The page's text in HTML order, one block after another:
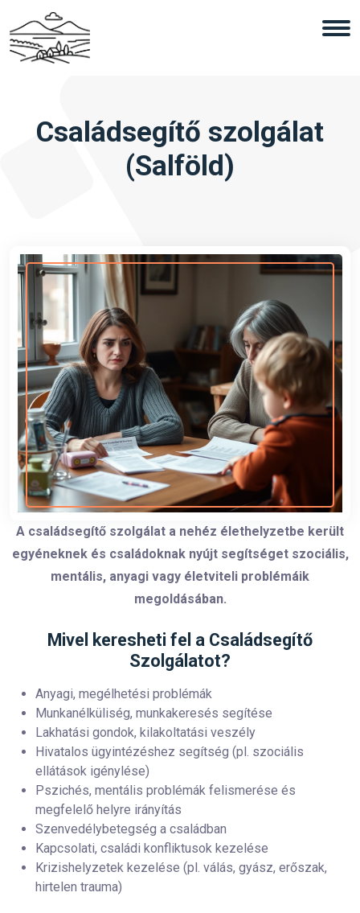
Családsegítő szolgálat
(Salföld)
A családsegítő szolgálat a nehéz élethelyzetbe került
egyéneknek és családoknak nyújt segítséget szociális,
mentális, anyagi vagy életviteli problémáik
megoldásában.
Mivel keresheti fel a Családsegítő
Szolgálatot?
Anyagi, megélhetési problémák
Munkanélküliség, munkakeresés segítése
Lakhatási gondok, kilakoltatási veszély
Hivatalos ügyintézéshez segítség (pl. szociális
ellátások igénylése)
Pszichés, mentális problémák felismerése és
megfelelő helyre irányítás
Szenvedélybetegség a családban
Kapcsolati, családi konfliktusok kezelése
Krizishelyzetek kezelése (pl. válás, gyász, erőszak,
hirtelen trauma)